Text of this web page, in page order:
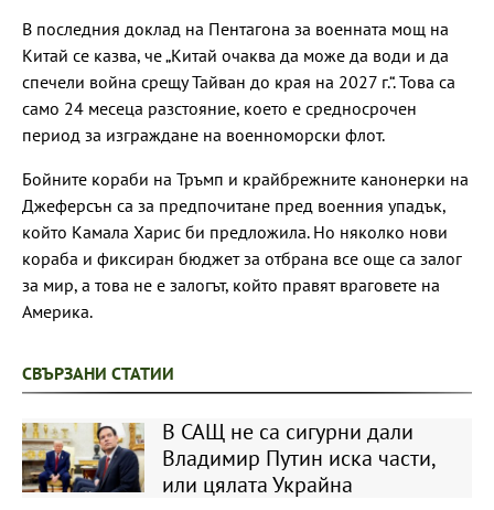
В последния доклад на Пентагона за военната мощ на
Китай се казва, че „Китай очаква да може да води и да
спечели война срещу Тайван до края на 2027 г.“. Това са
само 24 месеца разстояние, което е средносрочен
период за изграждане на военноморски флот.
Бойните кораби на Тръмп и крайбрежните канонерки на
Джеферсън са за предпочитане пред военния упадък,
който Камала Харис би предложила. Но няколко нови
кораба и фиксиран бюджет за отбрана все още са залог
за мир, а това не е залогът, който правят враговете на
Америка.
СВЪРЗАНИ СТАТИИ
В САЩ не са сигурни дали
Владимир Путин иска части,
или цялата Украйна